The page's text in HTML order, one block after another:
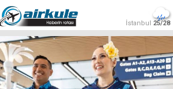
İstanbul 25/28